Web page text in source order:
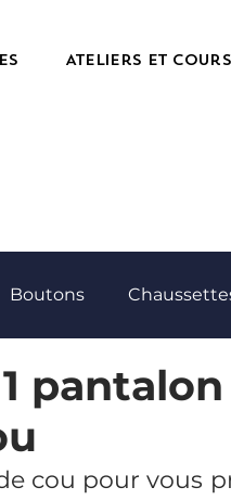
Ateliers et cours
Boutons
Drap
cou pour vous